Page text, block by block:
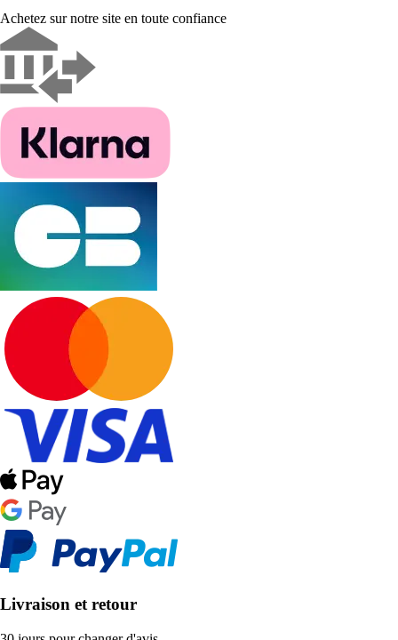
Achetez sur notre site en toute confiance
Livraison et retour